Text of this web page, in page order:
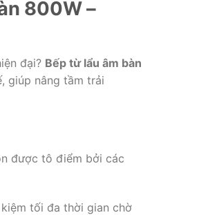
800W –
đại? Bếp từ lẩu âm bàn
giúp nâng tầm trải
được tô điểm bởi các
tối đa thời gian chờ